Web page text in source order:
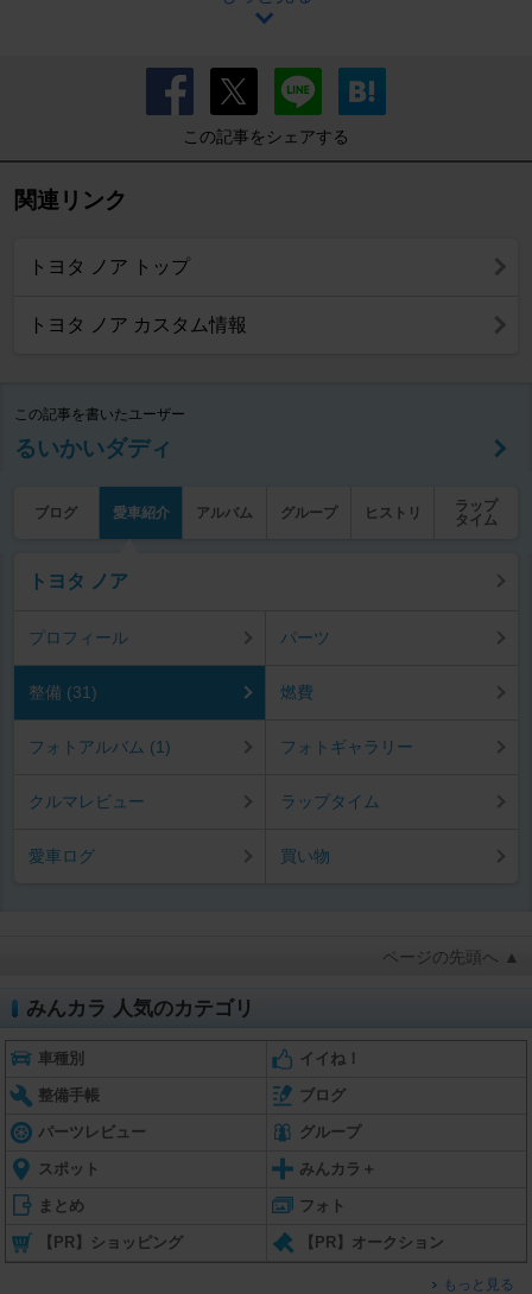
この記事をシェアする
関連リンク
トヨタ ノア トップ
トヨタ ノア カスタム情報
この記事を書いたユーザー
るいかいダディ
ブログ 愛車紹介 アルバム グループ ヒストリ
ラップ
タイム
トヨタ ノア
プロフィール パーツ
整備 (31) 燃費
フォトアルバム (1) フォトギャラリー
クルマレビュー ラップタイム
愛車ログ 買い物
ページの先頭へ ▲
みんカラ 人気のカテゴリ
車種別 イイね！
整備手帳 ブログ
パーツレビュー グループ
スポット みんカラ＋
まとめ フォト
【PR】ショッピング 【PR】オークション
もっと見る